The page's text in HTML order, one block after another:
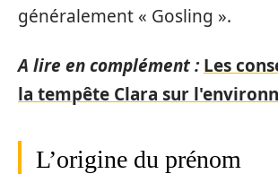
généralement « Gosling ».
A lire en complément : Les
la tempête Clara sur
L’origine du prénom